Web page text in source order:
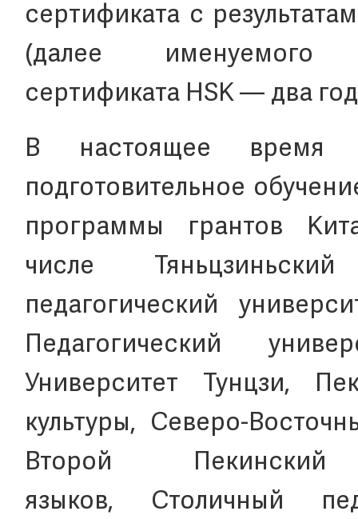
сертификата с
(далее
сертификата HSK — два
В настоящее время
подготовительное
программы грантов
числе
педагогический
Педагогический
Университет Тунцзи,
культуры, Северо-
Второй
языков, Столичный